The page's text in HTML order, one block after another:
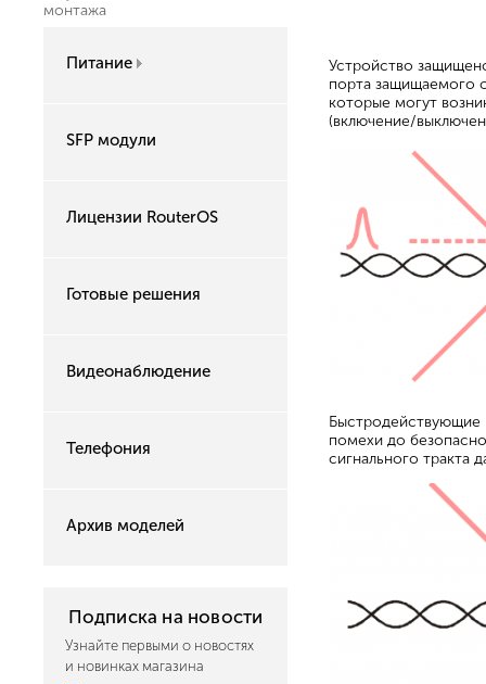
монтажа
Питание
SFP модули
Лицензии RouterOS
Готовые решения
Видеонаблюдение
Телефония
Архив моделей
Подписка на новости
Узнайте первыми о новостях
и новинках магазина
Устройство
порта защищаемого
которые могут
(включение/
Быстродействующие
помехи до
сигнального тракта